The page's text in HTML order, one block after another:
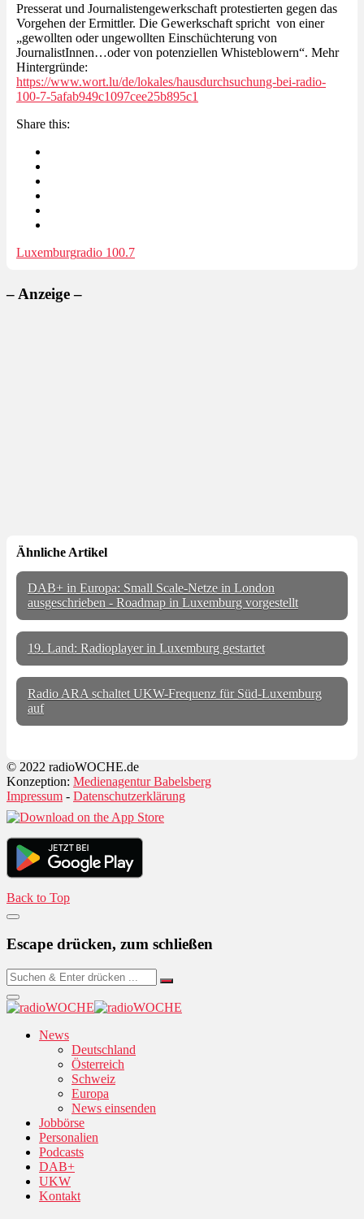
Presserat und Journalistengewerkschaft protestierten gegen das
Vorgehen der Ermittler. Die Gewerkschaft spricht von einer
„gewollten oder ungewollten Einschüchterung von
JournalistInnen…oder von potenziellen Whisteblowern“. Mehr
Hintergründe:
https://www.wort.lu/de/lokales/hausdurchsuchung-bei-radio-
100-7-5afab949c1097cee25b895c1
Share this:
Luxemburgradio 100.7
– Anzeige –
Ähnliche Artikel
DAB+ in Europa: Small Scale-Netze in London
ausgeschrieben - Roadmap in Luxemburg vorgestellt
19. Land: Radioplayer in Luxemburg gestartet
Radio ARA schaltet UKW-Frequenz für Süd-Luxemburg
auf
© 2022 radioWOCHE.de
Konzeption: Medienagentur Babelsberg
Impressum - Datenschutzerklärung
Back to Top
Escape drücken, zum schließen
News
Deutschland
Österreich
Schweiz
Europa
News einsenden
Jobbörse
Personalien
Podcasts
DAB+
UKW
Kontakt